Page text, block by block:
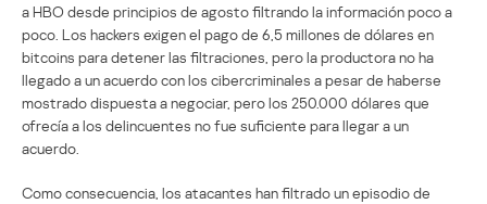
a HBO desde principios de agosto filtrando la información poco a
poco. Los hackers exigen el pago de 6,5 millones de dólares en
bitcoins para detener las filtraciones, pero la productora no ha
llegado a un acuerdo con los cibercriminales a pesar de haberse
mostrado dispuesta a negociar, pero los 250.000 dólares que
ofrecía a los delincuentes no fue suficiente para llegar a un
acuerdo.
Como consecuencia, los atacantes han filtrado un episodio de